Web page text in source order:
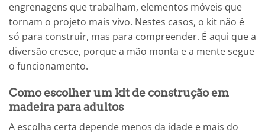
engrenagens que trabalham, elementos móveis que
tornam o projeto mais vivo. Nestes casos, o kit não é
só para construir, mas para compreender. É aqui que a
diversão cresce, porque a mão monta e a mente segue
o funcionamento.
Como escolher um kit de construção em
madeira para adultos
A escolha certa depende menos da idade e mais do